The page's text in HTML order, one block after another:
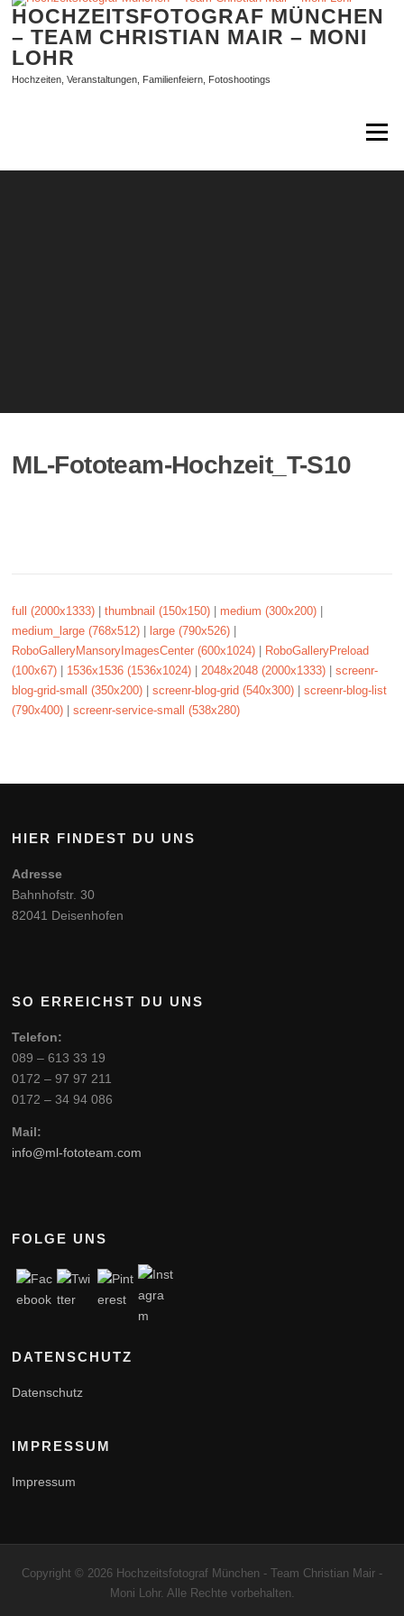
Zum
springen
HOCHZEITSFOTOGRAF MÜNCHEN
– TEAM CHRISTIAN MAIR – MONI
LOHR
Hochzeiten, Veranstaltungen, Familienfeiern, Fotoshootings
Menü
ML-Fototeam-Hochzeit_T-S10
full (2000x1333) |thumbnail (150x150) medium (300x200)
medium_large (768x512)
large (790x526)
RoboGalleryMansoryImagesCenter (600x1024)
RoboGalleryPreload
(100x67)
1536x1536 (1536x1024) |2048x2048 (2000x1333) |screenr-
blog-grid-small (350x200) |screenr-blog-grid (540x300) |screenr-blog-list
(790x400) |screenr-service-small (538x280)
HIER FINDEST DU UNS
Adresse
Bahnhofstr. 30
82041 Deisenhofen
SO ERREICHST DU UNS
Telefon:
089 – 613 33 19
0172 – 97 97 211
0172 – 34 94 086
Mail:
info@ml-fototeam.com
FOLGE UNS
DATENSCHUTZ
Datenschutz
IMPRESSUM
Impressum
Copyright © 2026 Hochzeitsfotograf München - Team Christian Mair -
Moni Lohr. Alle Rechte vorbehalten.